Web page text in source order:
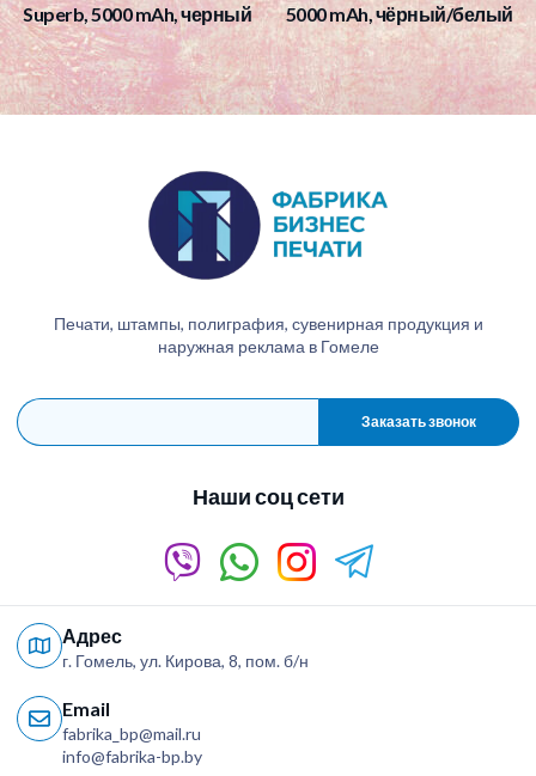
Superb, 5000 mAh, черный
5000 mAh, чёрный/белый
Печати, штампы, полиграфия, сувенирная продукция и
наружная реклама в Гомеле
Заказать звонок
Наши соц сети
Адрес
г. Гомель, ул. Кирова, 8, пом. б/н
Email
fabrika_bp@mail.ru
info@fabrika-bp.by